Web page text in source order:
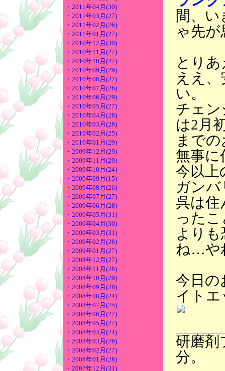
・2011年04月(30)
・2011年03月(27)
・2011年02月(26)
・2011年01月(27)
・2010年12月(30)
・2010年11月(27)
・2010年10月(27)
・2010年09月(29)
・2010年08月(27)
・2010年07月(26)
・2010年06月(29)
・2010年05月(27)
・2010年04月(28)
・2010年03月(28)
・2010年02月(25)
・2010年01月(29)
・2009年12月(29)
・2009年11月(29)
・2009年10月(24)
・2009年09月(15)
・2009年08月(26)
・2009年07月(27)
・2009年06月(28)
・2009年05月(31)
・2009年04月(30)
・2009年03月(31)
・2009年02月(28)
・2009年01月(27)
・2008年12月(27)
・2008年11月(28)
・2008年10月(29)
・2008年09月(28)
・2008年08月(24)
・2008年07月(25)
・2008年06月(27)
・2008年05月(27)
・2008年04月(24)
・2008年03月(26)
・2008年02月(27)
・2008年01月(28)
・2007年12月(31)
間、
ゃ先
とり
ええ
い。
チェン
は2月
まで
無事に
今以上
ガン
呉は住
った
より
ね…や
今日
イト
研磨剤
分。